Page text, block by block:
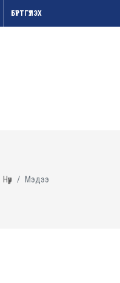
БҮРТГҮҮЛЭХ
Нүүр Мэдээ